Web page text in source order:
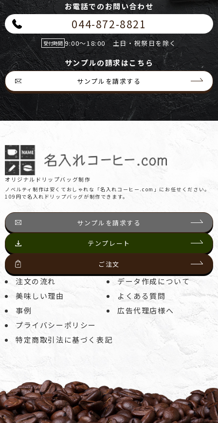
お電話でのお問い合わせ
044-872-8821
受付時間 9:00～18:00 土日・祝祭日を除く
サンプルの請求はこちら
サンプルを請求する
オリジナルドリップバッグ制作
ノベルティ制作は安くておしゃれな「名入れコーヒー.com」にお任せください。
109円で名入れドリップバッグが制作できます。
注文の流れ
データ作成について
美味しい理由
よくある質問
事例
広告代理店様へ
プライバシーポリシー
特定商取引法に基づく表記
サンプルを請求する
テンプレート
ご注文